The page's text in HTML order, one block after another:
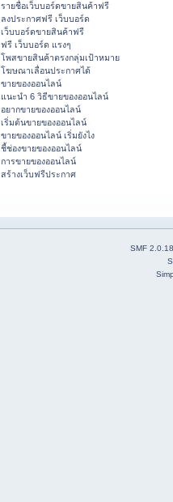
รายชื่อเว็บบอร์ดขายสินค้าฟรี
ลงประกาศฟรี เว็บบอร์ด
เว็บบอร์ดขายสินค้าฟรี
ฟรี เว็บบอร์ด แรงๆ
โพสขายสินค้าตรงกลุ่มเป้าหมาย
โฆษณาเลื่อนประกาศได้
ขายของออนไลน์
แนะนำ 6 วิธีขายของออนไลน์
อยากขายของออนไลน์
เริ่มต้นขายของออนไลน์
ขายของออนไลน์ เริ่มยังไง
ชี้ช่องขายของออนไลน์
การขายของออนไลน์
สร้างเว็บฟรีประกาศ
SMF 2.0.18